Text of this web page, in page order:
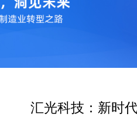
汇光科技：新时